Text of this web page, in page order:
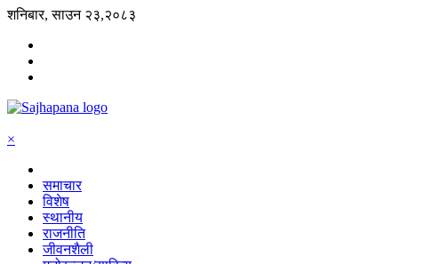
शनिबार, साउन २३,२०८३
×
समाचार
विशेष
स्थानीय
राजनीति
जीवनशैली